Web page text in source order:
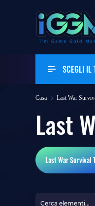
SCEGLI IL
Casa Last War
Last
Last War Survival